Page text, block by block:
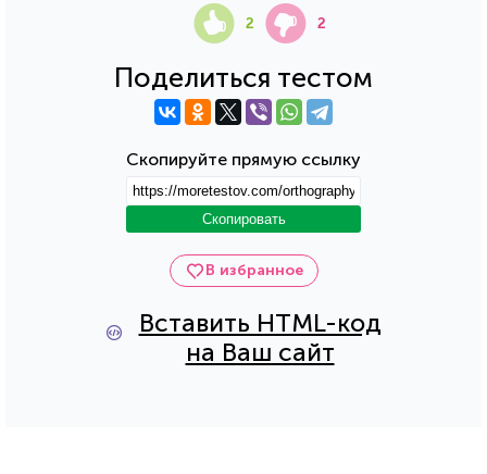
В избранное
Вставить HTML-код
на Ваш сайт
Поделиться тестом
Скопируйте прямую ссылку
Скопировать
2 2